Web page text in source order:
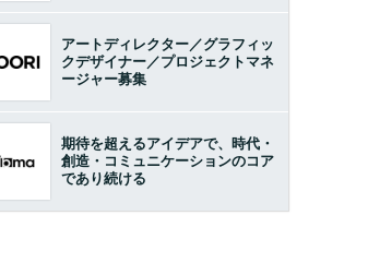
アートディレクター／グラフィッ
クデザイナー／プロジェクトマネ
ージャー募集
期待を超えるアイデアで、時代・
創造・コミュニケーションのコア
であり続ける